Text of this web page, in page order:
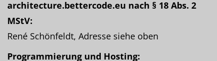
architecture.bettercode.eu nach § 18 Abs. 2
MStV:
René Schönfeldt, Adresse siehe oben
Programmierung und Hosting: